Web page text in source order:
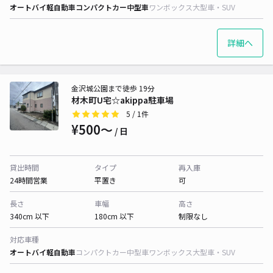
オートバイ軽自動車コンパクトカー中型車ワンボックス大型車・SUV
詳細へ
材木町U宅☆akippa駐車場
金沢城公園まで徒歩 19分
5 / 1件
¥500〜 / 日
貸出時間
24時間営業
タイプ
平置き
再入庫
可
長さ
340cm 以下
車幅
180cm 以下
高さ
制限なし
対応車種
オートバイ軽自動車コンパクトカー中型車ワンボックス大型車・SUV